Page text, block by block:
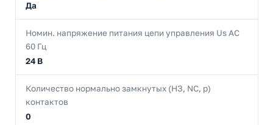
Да
Номин. напряжение питания цепи управления Us AC
60 Гц
24 В
Количество нормально замкнутых (НЗ, NC, р)
контактов
0